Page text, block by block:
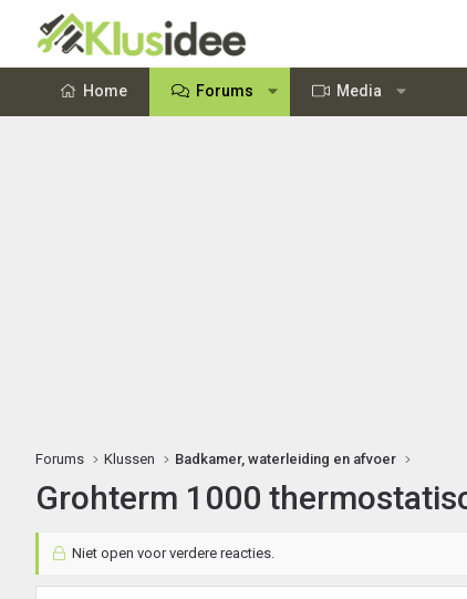
Home Forums Media
Forums Klussen Badkamer, waterleiding en afvoer
Grohterm 1000
Niet open voor verdere reacties.